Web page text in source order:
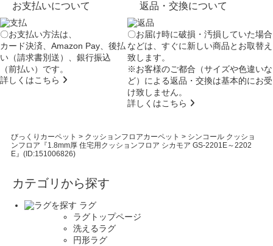
お支払いについて
〇お支払い方法は、
カード決済、Amazon Pay、後払
い（請求書別送）、銀行振込
（前払い）です。
詳しくはこちら
返品・交換について
〇お届け時に破損・汚損していた場合
などは、すぐに新しい商品とお取替え
致します。
※お客様のご都合（サイズや色違いな
ど）による返品・交換は基本的にお受
け致しません。
詳しくはこちら
びっくりカーペット > クッションフロアカーペット > シンコール クッショ
ンフロア『1.8mm厚 住宅用クッションフロア シカモア GS-2201E～2202
E』(ID:151006826)
カテゴリから探す
ラグ
ラグトップページ
洗えるラグ
円形ラグ